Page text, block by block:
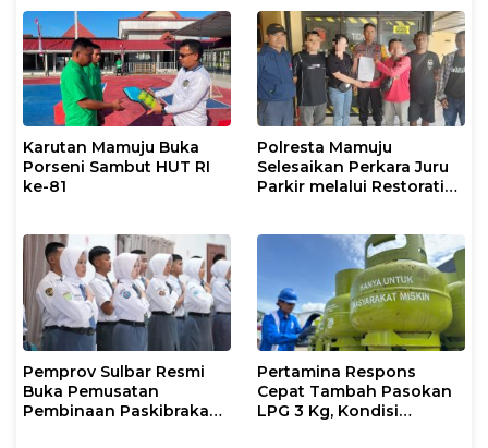
Karutan Mamuju Buka
Porseni Sambut HUT RI
ke-81
Polresta Mamuju
Selesaikan Perkara Juru
Parkir melalui Restorative
Pemprov Sulbar Resmi
Buka Pemusatan
Pembinaan Paskibraka
Pertamina Respons
Cepat Tambah Pasokan
LPG 3 Kg, Kondisi